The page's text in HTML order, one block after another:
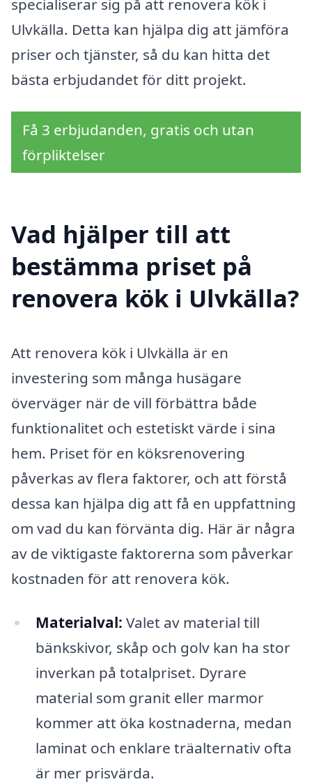
specialiserar sig på att renovera kök i
Ulvkälla. Detta kan hjälpa dig att jämföra
priser och tjänster, så du kan hitta det
bästa erbjudandet för ditt projekt.
Få 3 erbjudanden, gratis och utan
förpliktelser
Vad hjälper till att
bestämma priset på
renovera kök i Ulvkälla?
Att renovera kök i Ulvkälla är en
investering som många husägare
överväger när de vill förbättra både
funktionalitet och estetiskt värde i sina
hem. Priset för en köksrenovering
påverkas av flera faktorer, och att förstå
dessa kan hjälpa dig att få en uppfattning
om vad du kan förvänta dig. Här är några
av de viktigaste faktorerna som påverkar
kostnaden för att renovera kök.
Materialval: Valet av material till
bänkskivor, skåp och golv kan ha stor
inverkan på totalpriset. Dyrare
material som granit eller marmor
kommer att öka kostnaderna, medan
laminat och enklare träalternativ ofta
är mer prisvärda.